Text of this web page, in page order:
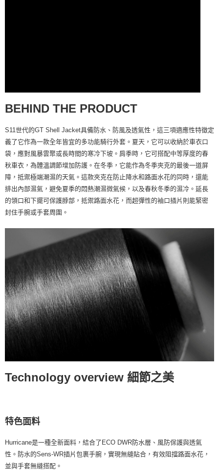
BEHIND THE PRODUCT
S11世代的GT Shell Jacket具備防水、防風及透氣性，這三項適應性特徵定
義了它作為一款全年皆宜的多功能騎行外套。夏天，它可以收納於車衣口
袋，應對風暴雲聚或長時間的寒冷下坡。肩季時，它可搭配中等厚度的春
秋車衣，為體溫調節增加防護。在冬季，它能作為冬季夾克的最後一道屏
障，抵禦極端潮濕的天氣。這款夾克在防止降水和路面水花的同時，還能
排出內部濕氣，避免夏季的悶熱潮濕微氣候，以及春秋冬季的濕冷。延長
的領口和下擺可保護脖部，抵禦路面水花，而超彈性的袖口插片則能緊密
封住手腕或手套周圍。
Technology overview 細節之美
特色面料
Hurricane是一種全新面料，結合了ECO DWR防水層、風防保護與透氣
性。防水的Sens-WR插片包裹手腕，實現無縫貼合，有效阻擋路面水花，
並與手套無縫搭配。